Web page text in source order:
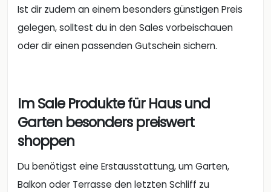
Ist dir zudem an einem besonders günstigen Preis
gelegen, solltest du in den Sales vorbeischauen
oder dir einen passenden Gutschein sichern.
Im Sale Produkte für Haus und
Garten besonders preiswert
shoppen
Du benötigst eine Erstausstattung, um Garten,
Balkon oder Terrasse den letzten Schliff zu